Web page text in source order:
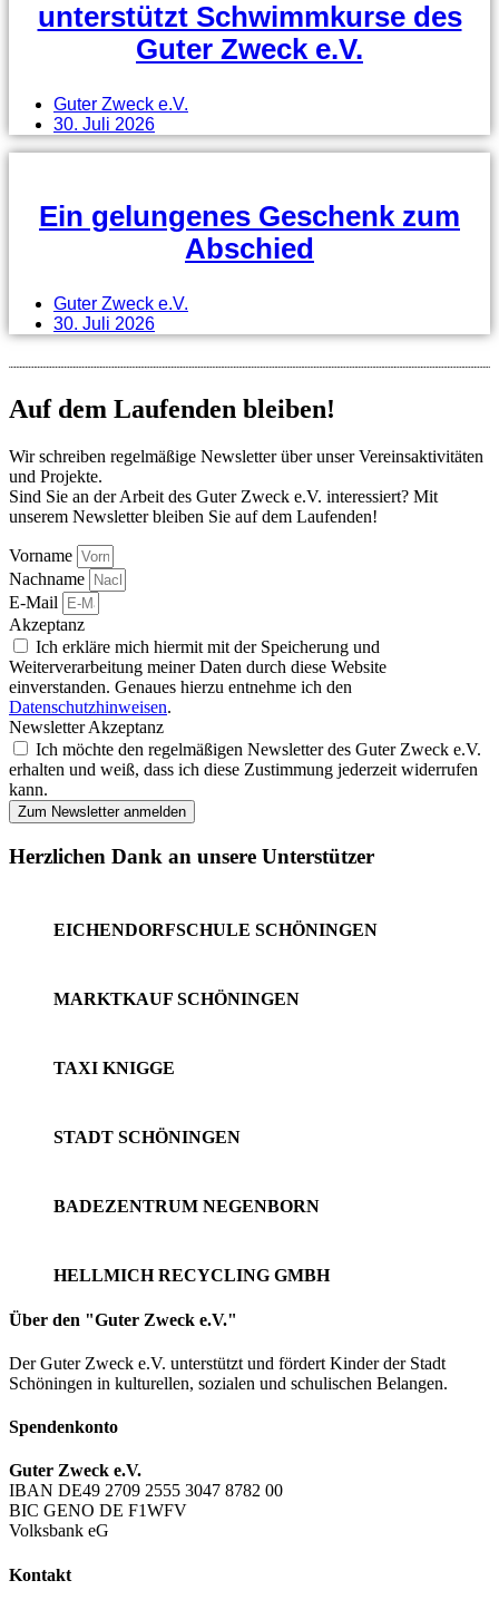
unterstützt Schwimmkurse des
Guter Zweck e.V.
Guter Zweck e.V.
30. Juli 2026
Ein gelungenes Geschenk zum
Abschied
Guter Zweck e.V.
30. Juli 2026
Auf dem Laufenden bleiben!
Wir schreiben regelmäßige Newsletter über unser Vereinsaktivitäten
und Projekte.
Sind Sie an der Arbeit des Guter Zweck e.V. interessiert? Mit
unserem Newsletter bleiben Sie auf dem Laufenden!
Vorname
Nachname
E-Mail
Akzeptanz
Ich erkläre mich hiermit mit der Speicherung und
Weiterverarbeitung meiner Daten durch diese Website
einverstanden. Genaues hierzu entnehme ich den
Datenschutzhinweisen.
Newsletter Akzeptanz
Ich möchte den regelmäßigen Newsletter des Guter Zweck e.V.
erhalten und weiß, dass ich diese Zustimmung jederzeit widerrufen
kann.
Zum Newsletter anmelden
Herzlichen Dank an unsere Unterstützer
EICHENDORFSCHULE SCHÖNINGEN
MARKTKAUF SCHÖNINGEN
TAXI KNIGGE
STADT SCHÖNINGEN
BADEZENTRUM NEGENBORN
HELLMICH RECYCLING GMBH
Über den "Guter Zweck e.V."
Der Guter Zweck e.V. unterstützt und fördert Kinder der Stadt
Schöningen in kulturellen, sozialen und schulischen Belangen.
Spendenkonto
Guter Zweck e.V.
IBAN DE49 2709 2555 3047 8782 00
BIC GENO DE F1WFV
Volksbank eG
Kontakt